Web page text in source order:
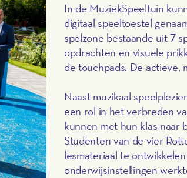
In de MuziekSpeeltuin
digitaal speeltoestel
spelzone bestaande uit 7
opdrachten en visuele
de touchpads. De actieve,
Naast muzikaal
een rol in het verbreden
kunnen met hun klas naar
Studenten van de vier
lesmateriaal te
onderwijsinstellingen